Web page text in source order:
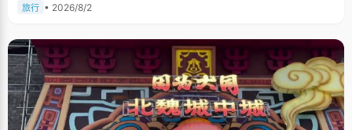
旅行 • 2026/8/2